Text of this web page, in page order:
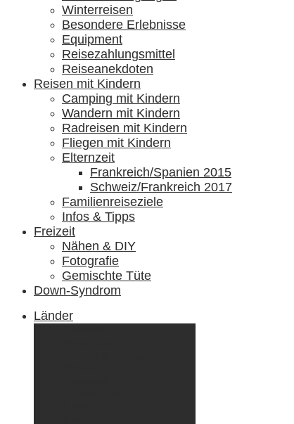
Winterreisen
Besondere Erlebnisse
Equipment
Reisezahlungsmittel
Reiseanekdoten
Reisen mit Kindern
Camping mit Kindern
Wandern mit Kindern
Radreisen mit Kindern
Fliegen mit Kindern
Elternzeit
Frankreich/Spanien 2015
Schweiz/Frankreich 2017
Familienreiseziele
Infos & Tipps
Freizeit
Nähen & DIY
Fotografie
Gemischte Tüte
Down-Syndrom
Länder